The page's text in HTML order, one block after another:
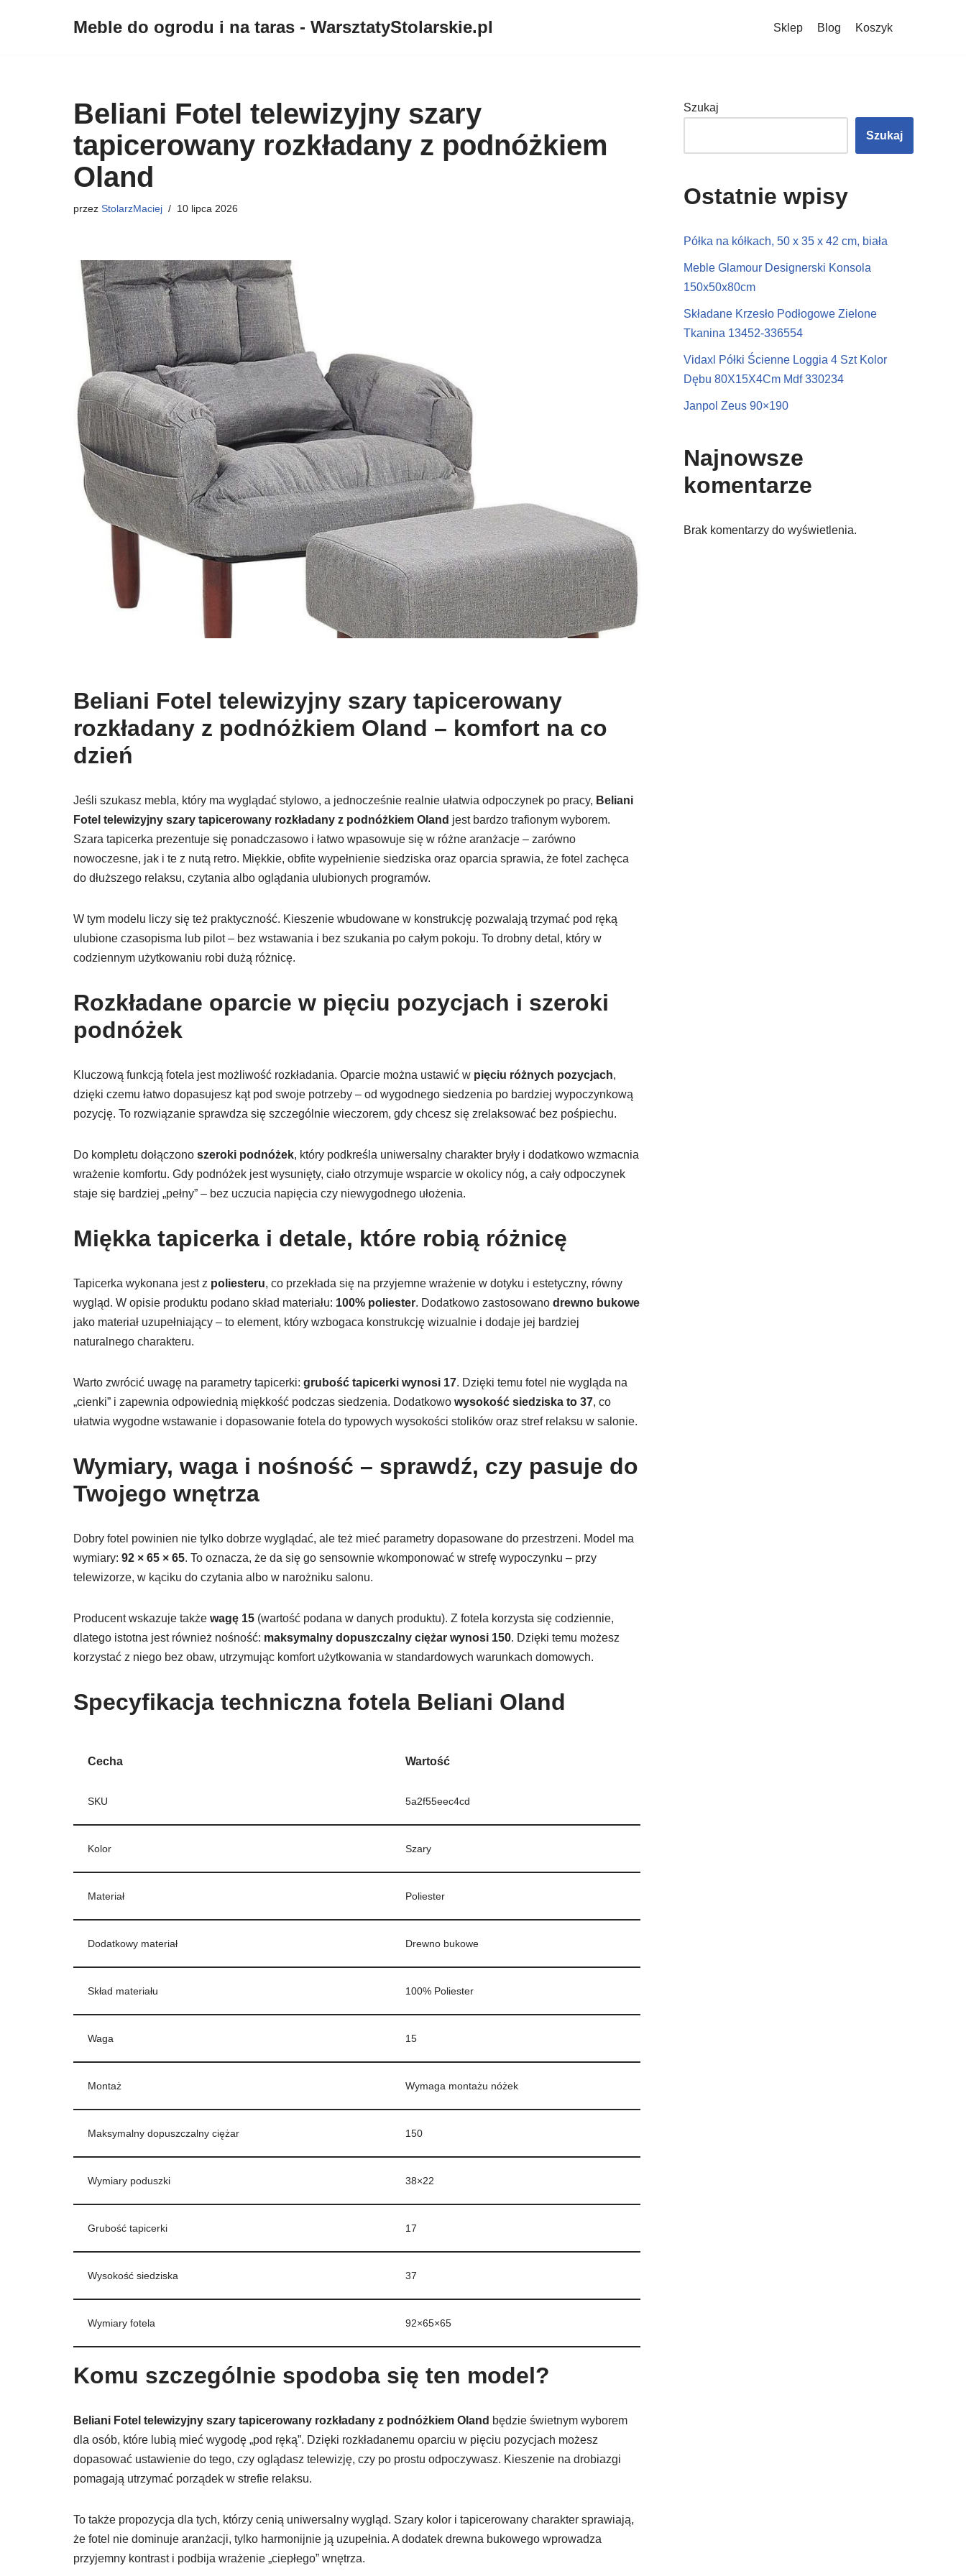
Meble do ogrodu i na taras - WarsztatyStolarskie.pl Sklep Blog Koszyk
Beliani Fotel telewizyjny szary
tapicerowany rozkładany z podnóżkiem
Oland
przez StolarzMaciej 10 lipca 2026
Beliani Fotel telewizyjny szary tapicerowany
rozkładany z podnóżkiem Oland – komfort na co
dzień
Jeśli szukasz mebla, który ma wyglądać stylowo, a jednocześnie realnie ułatwia odpoczynek po pracy, Beliani
Fotel telewizyjny szary tapicerowany rozkładany z podnóżkiem Oland jest bardzo trafionym wyborem.
Szara tapicerka prezentuje się ponadczasowo i łatwo wpasowuje się w różne aranżacje – zarówno
nowoczesne, jak i te z nutą retro. Miękkie, obfite wypełnienie siedziska oraz oparcia sprawia, że fotel zachęca
do dłuższego relaksu, czytania albo oglądania ulubionych programów.
W tym modelu liczy się też praktyczność. Kieszenie wbudowane w konstrukcję pozwalają trzymać pod ręką
ulubione czasopisma lub pilot – bez wstawania i bez szukania po całym pokoju. To drobny detal, który w
codziennym użytkowaniu robi dużą różnicę.
Rozkładane oparcie w pięciu pozycjach i szeroki
podnóżek
Kluczową funkcją fotela jest możliwość rozkładania. Oparcie można ustawić w pięciu różnych pozycjach,
dzięki czemu łatwo dopasujesz kąt pod swoje potrzeby – od wygodnego siedzenia po bardziej wypoczynkową
pozycję. To rozwiązanie sprawdza się szczególnie wieczorem, gdy chcesz się zrelaksować bez pośpiechu.
Do kompletu dołączono szeroki podnóżek, który podkreśla uniwersalny charakter bryły i dodatkowo wzmacnia
wrażenie komfortu. Gdy podnóżek jest wysunięty, ciało otrzymuje wsparcie w okolicy nóg, a cały odpoczynek
staje się bardziej „pełny” – bez uczucia napięcia czy niewygodnego ułożenia.
Miękka tapicerka i detale, które robią różnicę
Tapicerka wykonana jest z poliesteru, co przekłada się na przyjemne wrażenie w dotyku i estetyczny, równy
wygląd. W opisie produktu podano skład materiału: 100% poliester. Dodatkowo zastosowano drewno bukowe
jako materiał uzupełniający – to element, który wzbogaca konstrukcję wizualnie i dodaje jej bardziej
naturalnego charakteru.
Warto zwrócić uwagę na parametry tapicerki: grubość tapicerki wynosi 17. Dzięki temu fotel nie wygląda na
„cienki” i zapewnia odpowiednią miękkość podczas siedzenia. Dodatkowo wysokość siedziska to 37, co
ułatwia wygodne wstawanie i dopasowanie fotela do typowych wysokości stolików oraz stref relaksu w salonie.
Wymiary, waga i nośność – sprawdź, czy pasuje do
Twojego wnętrza
Dobry fotel powinien nie tylko dobrze wyglądać, ale też mieć parametry dopasowane do przestrzeni. Model ma
wymiary: 92 × 65 × 65. To oznacza, że da się go sensownie wkomponować w strefę wypoczynku – przy
telewizorze, w kąciku do czytania albo w narożniku salonu.
Producent wskazuje także wagę 15 (wartość podana w danych produktu). Z fotela korzysta się codziennie,
dlatego istotna jest również nośność: maksymalny dopuszczalny ciężar wynosi 150. Dzięki temu możesz
korzystać z niego bez obaw, utrzymując komfort użytkowania w standardowych warunkach domowych.
Specyfikacja techniczna fotela Beliani Oland
Cecha Wartość
SKU 5a2f55eec4cd
Kolor Szary
Materiał Poliester
Dodatkowy materiał Drewno bukowe
Skład materiału 100% Poliester
Waga 15
Montaż Wymaga montażu nóżek
Maksymalny dopuszczalny ciężar 150
Wymiary poduszki 38×22
Grubość tapicerki 17
Wysokość siedziska 37
Wymiary fotela 92×65×65
Komu szczególnie spodoba się ten model?
Beliani Fotel telewizyjny szary tapicerowany rozkładany z podnóżkiem Oland będzie świetnym wyborem
dla osób, które lubią mieć wygodę „pod ręką”. Dzięki rozkładanemu oparciu w pięciu pozycjach możesz
dopasować ustawienie do tego, czy oglądasz telewizję, czy po prostu odpoczywasz. Kieszenie na drobiazgi
pomagają utrzymać porządek w strefie relaksu.
To także propozycja dla tych, którzy cenią uniwersalny wygląd. Szary kolor i tapicerowany charakter sprawiają,
że fotel nie dominuje aranżacji, tylko harmonijnie ją uzupełnia. A dodatek drewna bukowego wprowadza
przyjemny kontrast i podbija wrażenie „ciepłego” wnętrza.
Szukaj
Szukaj
Ostatnie wpisy
Półka na kółkach, 50 x 35 x 42 cm, biała
Meble Glamour Designerski Konsola
150x50x80cm
Składane Krzesło Podłogowe Zielone
Tkanina 13452-336554
Vidaxl Półki Ścienne Loggia 4 Szt Kolor
Dębu 80X15X4Cm Mdf 330234
Janpol Zeus 90×190
Najnowsze
komentarze
Brak komentarzy do wyświetlenia.